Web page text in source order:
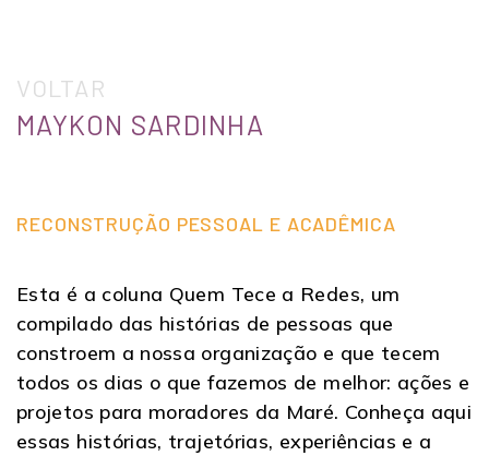
VOLTAR
MAYKON SARDINHA
RECONSTRUÇÃO PESSOAL E ACADÊMICA
Esta é a coluna Quem Tece a Redes, um
compilado das histórias de pessoas que
constroem a nossa organização e que tecem
todos os dias o que fazemos de melhor: ações e
projetos para moradores da Maré. Conheça aqui
essas histórias, trajetórias, experiências e a